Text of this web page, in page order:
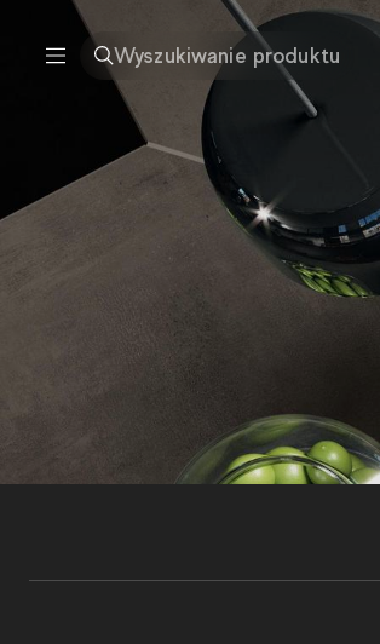
Wyszukiwanie produktu